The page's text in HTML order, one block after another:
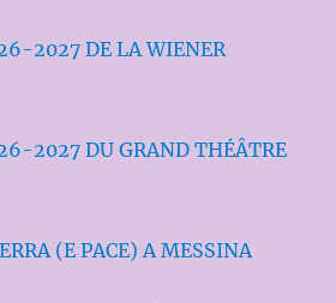
2027 DE LA WIENER
2027 DU GRAND THÉÂTRE
(E PACE) A MESSINA